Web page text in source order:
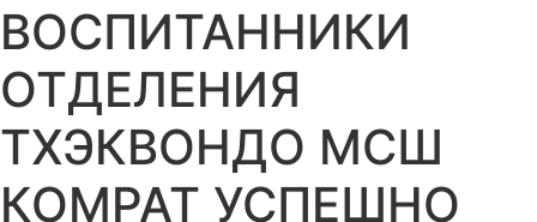
ВОСПИТАННИКИ
ОТДЕЛЕНИЯ
ТХЭКВОНДО МСШ
КОМРАТ УСПЕШНО